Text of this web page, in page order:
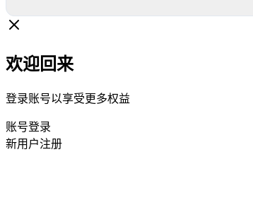
欢迎回来
登录账号以享受更多权益
账号登录
新用户注册